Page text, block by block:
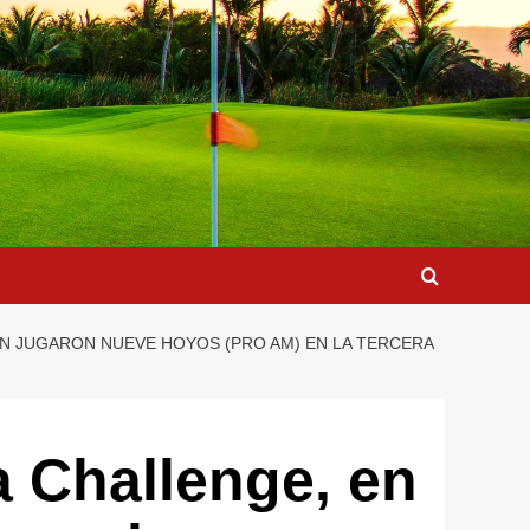
NUEVE HOYOS (PRO AM) EN LA TERCERA
Challenge, en